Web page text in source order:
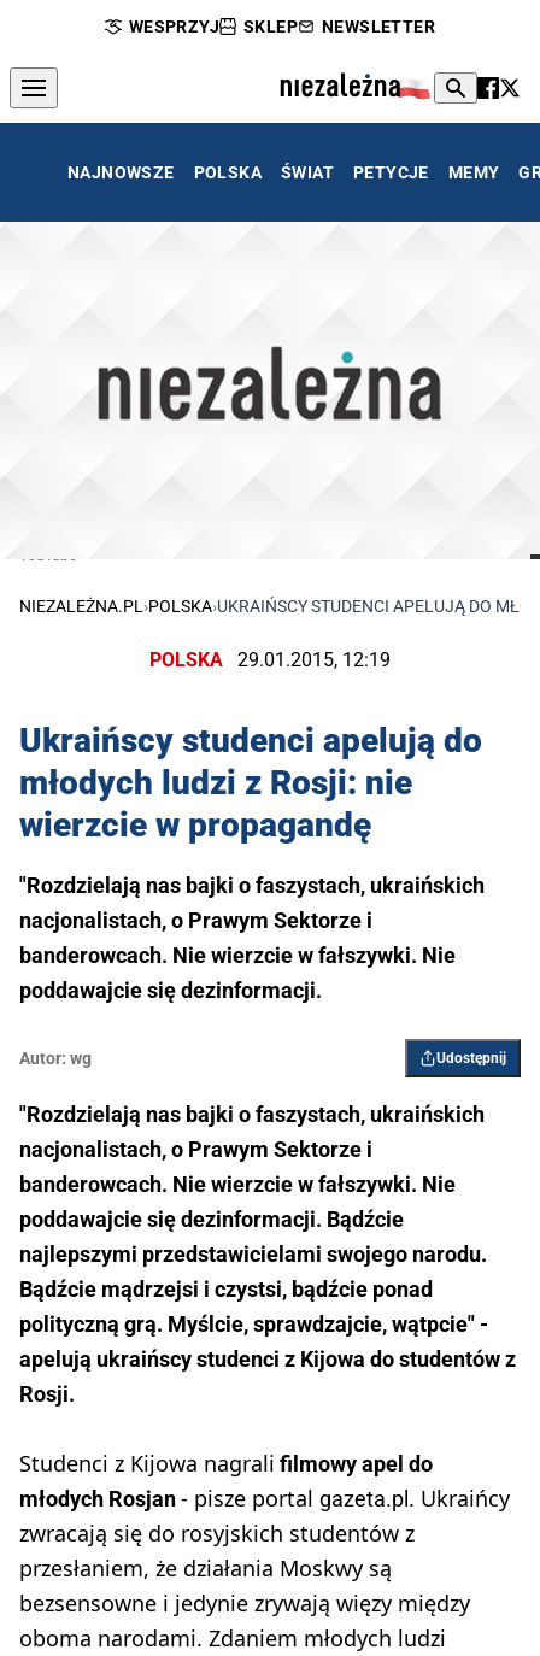
WESPRZYJ SKLEP NEWSLETTER
NAJNOWSZE POLSKA ŚWIAT PETYCJE MEMY
NIEZALEŻNA.PL ›POLSKA›UKRAIŃSCY STUDENCI APELUJĄ DO
POLSKA 29.01.2015, 12:19
Ukraińscy studenci apelują do
młodych ludzi z Rosji: nie
wierzcie w propagandę
"Rozdzielają nas bajki o faszystach, ukraińskich
nacjonalistach, o Prawym Sektorze i
banderowcach. Nie wierzcie w fałszywki. Nie
poddawajcie się dezinformacji.
Autor: wg Udostępnij
"Rozdzielają nas bajki o faszystach, ukraińskich
nacjonalistach, o Prawym Sektorze i
banderowcach. Nie wierzcie w fałszywki. Nie
poddawajcie się dezinformacji. Bądźcie
najlepszymi przedstawicielami swojego narodu.
Bądźcie mądrzejsi i czystsi, bądźcie ponad
polityczną grą. Myślcie, sprawdzajcie, wątpcie" -
apelują ukraińscy studenci z Kijowa do studentów z
Rosji.
Studenci z Kijowa nagrali filmowy apel do
młodych Rosjan- pisze portal gazeta.pl . Ukraińcy
zwracają się do rosyjskich studentów z
przesłaniem, że działania Moskwy są
bezsensowne i jedynie zrywają więzy między
oboma narodami. Zdaniem młodych ludzi